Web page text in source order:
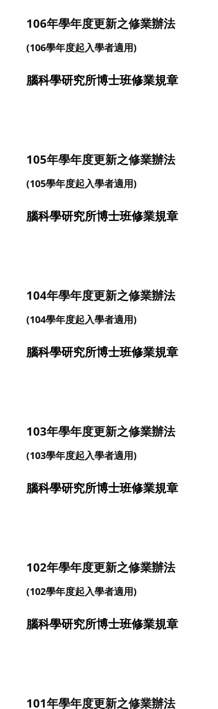
106年學年度更新之修業辦法
(106學年度起入學者適用)
腦科學研究所博士班修業規章
105年學年度更新之修業辦法
(105學年度起入學者適用)
腦科學研究所博士班修業規章
104年學年度更新之修業辦法
(104學年度起入學者適用)
腦科學研究所博士班修業規章
103年學年度更新之修業辦法
(103學年度起入學者適用)
腦科學研究所博士班修業規章
102年學年度更新之修業辦法
(102學年度起入學者適用)
腦科學研究所博士班修業規章
101年學年度更新之修業辦法